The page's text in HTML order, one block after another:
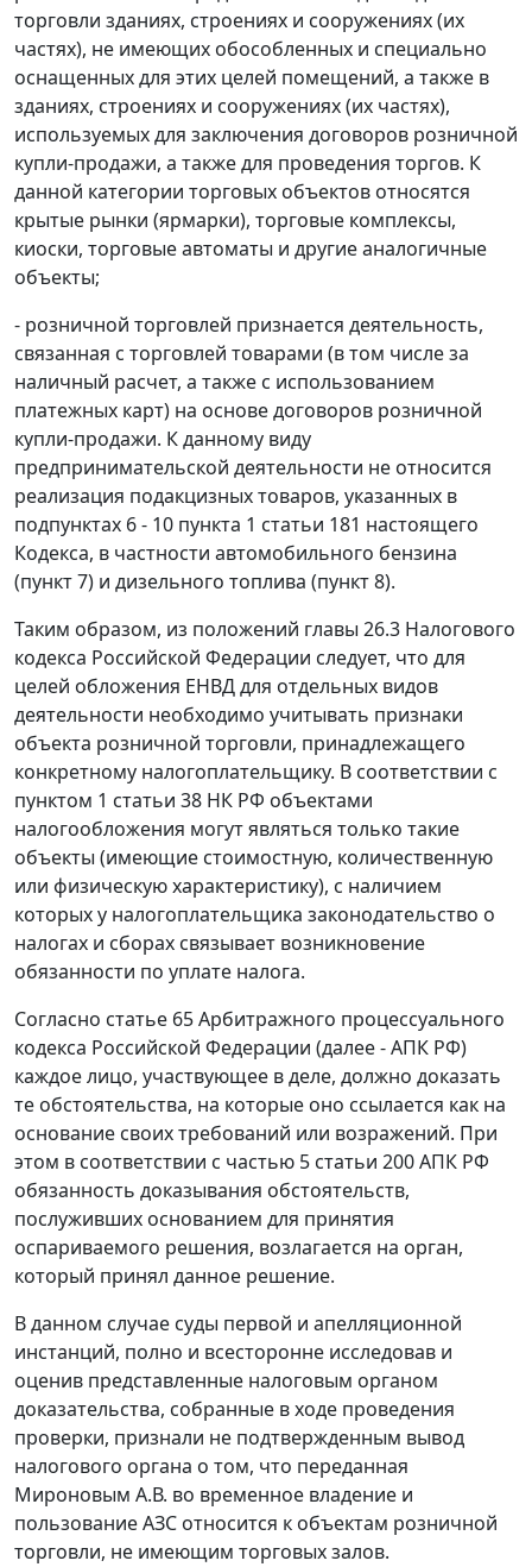
торговли зданиях, строениях и сооружениях (их
частях), не имеющих обособленных и специально
оснащенных для этих целей помещений, а также в
зданиях, строениях и сооружениях (их частях),
используемых для заключения договоров розничной
купли-продажи, а также для проведения торгов. К
данной категории торговых объектов относятся
крытые рынки (ярмарки), торговые комплексы,
киоски, торговые автоматы и другие аналогичные
объекты;
- розничной торговлей признается деятельность,
связанная с торговлей товарами (в том числе за
наличный расчет, а также с использованием
платежных карт) на основе договоров розничной
купли-продажи. К данному виду
предпринимательской деятельности не относится
реализация подакцизных товаров, указанных в
подпунктах 6 - 10 пункта 1 статьи 181 настоящего
Кодекса, в частности автомобильного бензина
(пункт 7) и дизельного топлива (пункт 8).
Таким образом, из положений главы 26.3 Налогового
кодекса Российской Федерации следует, что для
целей обложения ЕНВД для отдельных видов
деятельности необходимо учитывать признаки
объекта розничной торговли, принадлежащего
конкретному налогоплательщику. В соответствии с
пунктом 1 статьи 38 НК РФ объектами
налогообложения могут являться только такие
объекты (имеющие стоимостную, количественную
или физическую характеристику), с наличием
которых у налогоплательщика законодательство о
налогах и сборах связывает возникновение
обязанности по уплате налога.
Согласно статье 65Арбитражного процессуального
кодекса Российской Федерации (далее - АПК РФ)
каждое лицо, участвующее в деле, должно доказать
те обстоятельства, на которые оно ссылается как на
основание своих требований или возражений. При
этом в соответствии с частью 5 статьи 200АПК РФ
обязанность доказывания обстоятельств,
послуживших основанием для принятия
оспариваемого решения, возлагается на орган,
который принял данное решение.
В данном случае суды первой и апелляционной
инстанций, полно и всесторонне исследовав и
оценив представленные налоговым органом
доказательства, собранные в ходе проведения
проверки, признали не подтвержденным вывод
налогового органа о том, что переданная
Мироновым А.В. во временное владение и
пользование АЗС относится к объектам розничной
торговли, не имеющим торговых залов.